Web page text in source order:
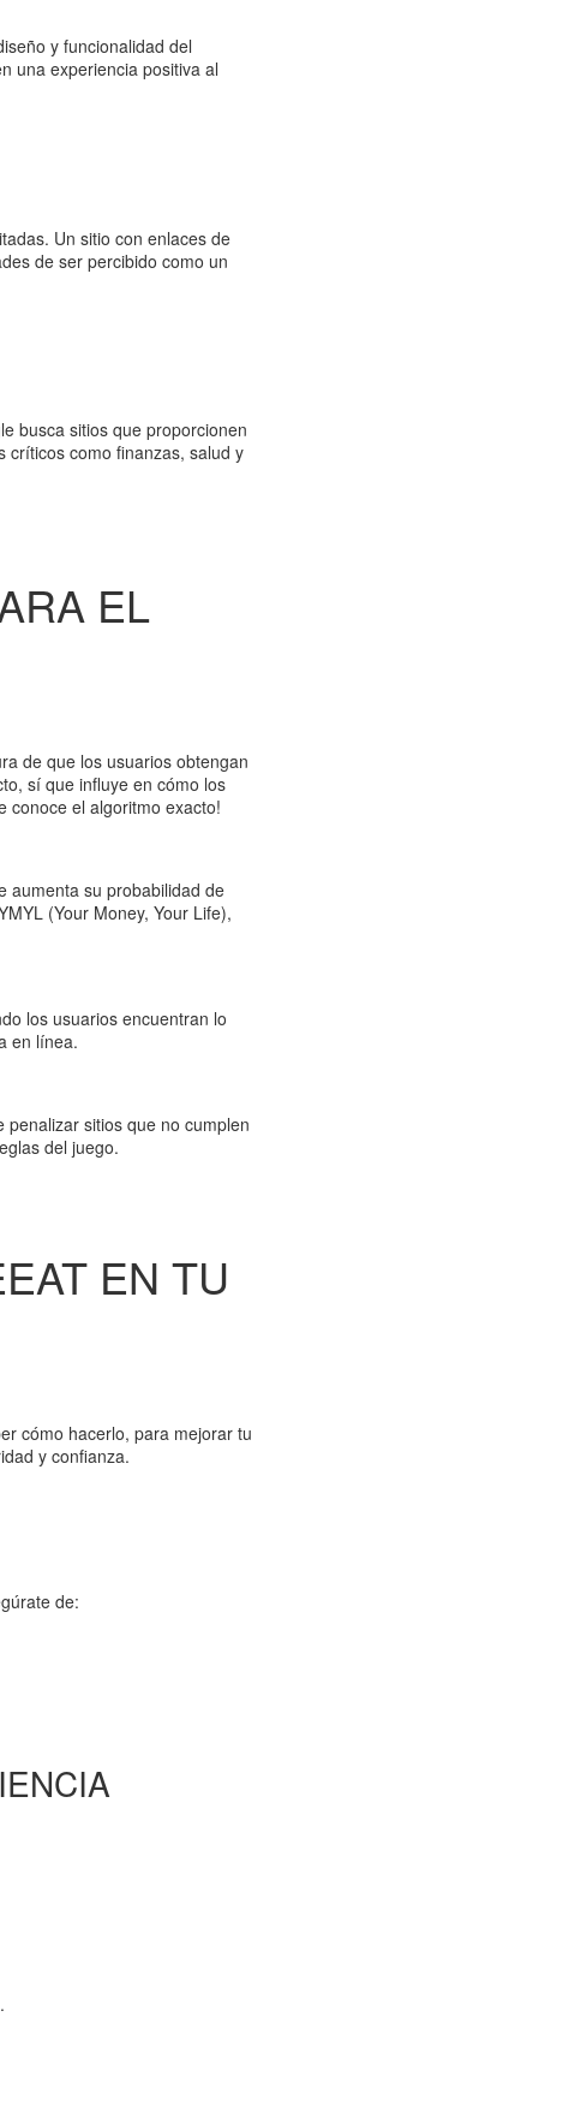
y funcionalidad del
una experiencia positiva al
Un sitio con enlaces de
de ser percibido como un
busca sitios que proporcionen
críticos como finanzas, salud y
EL
de que los usuarios obtengan
sí que influye en cómo los
conoce el algoritmo exacto!
aumenta su probabilidad de
(Your Money, Your Life),
los usuarios encuentran lo
en línea.
sitios que no cumplen
del juego.
EN TU
cómo hacerlo, para mejorar tu
y confianza.
de: